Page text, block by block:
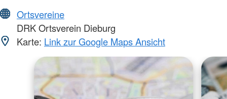
Ortsvereine
DRK Ortsverein Dieburg
Karte: Link zur Google Maps Ansicht